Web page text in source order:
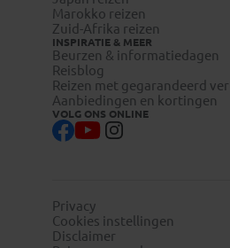
Marokko reizen
Zuid-Afrika reizen
INSPIRATIE & MEER
Beurzen & informatiedagen
Reisblog
Reizen met gegarandeerd
Aanbiedingen en kortingen
VOLG ONS ONLINE
Privacy
Cookies instellingen
Disclaimer